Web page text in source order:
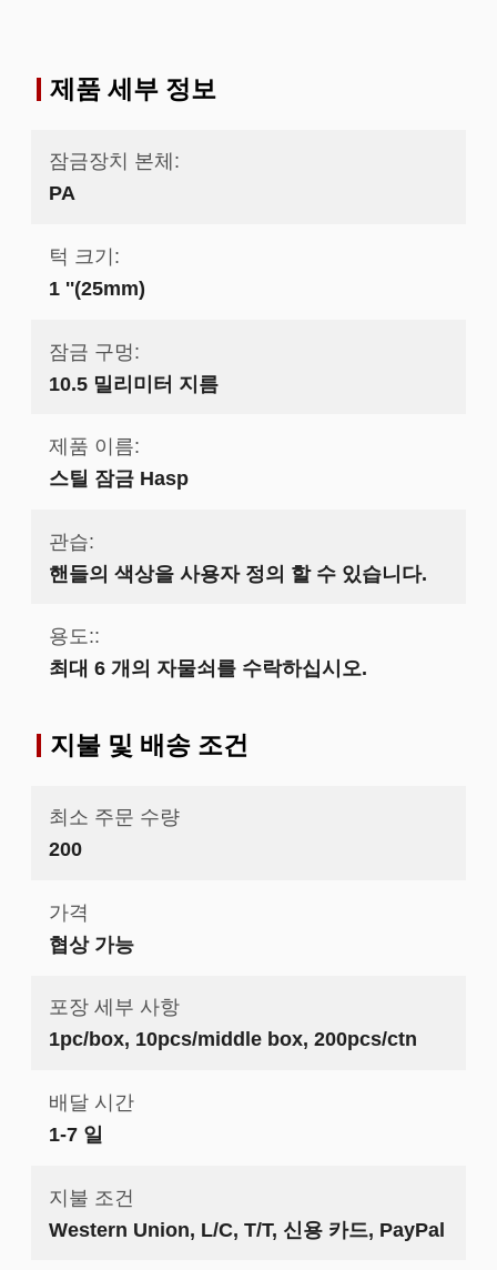
제품 세부 정보
잠금장치 본체:
PA
턱 크기:
1 ''(25mm)
잠금 구멍:
10.5 밀리미터 지름
제품 이름:
스틸 잠금 Hasp
관습:
핸들의 색상을 사용자 정의 할 수 있습니다.
용도::
최대 6 개의 자물쇠를 수락하십시오.
지불 및 배송 조건
최소 주문 수량
200
가격
협상 가능
포장 세부 사항
1pc/box, 10pcs/middle box, 200pcs/ctn
배달 시간
1-7 일
지불 조건
Western Union, L/C, T/T, 신용 카드, PayPal